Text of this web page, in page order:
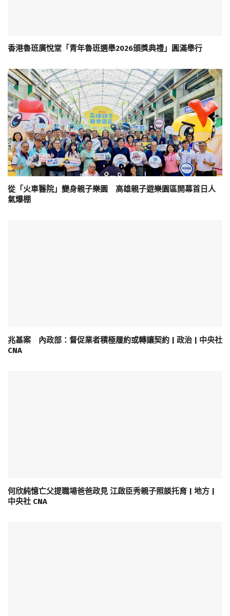
香港魯班廣悅堂「青年魯班選舉2026頒獎典禮」圓滿舉行
從「火車醫院」變身親子樂園 高雄親子遊樂園區開幕首日人
氣爆棚
兆基案 內政部：督促業者積極履約或轉讓契約 | 政治 | 中央社
CNA
何欣純憶亡父提職場爸爸政見 江啟臣秀親子照談托育 | 地方 |
中央社 CNA